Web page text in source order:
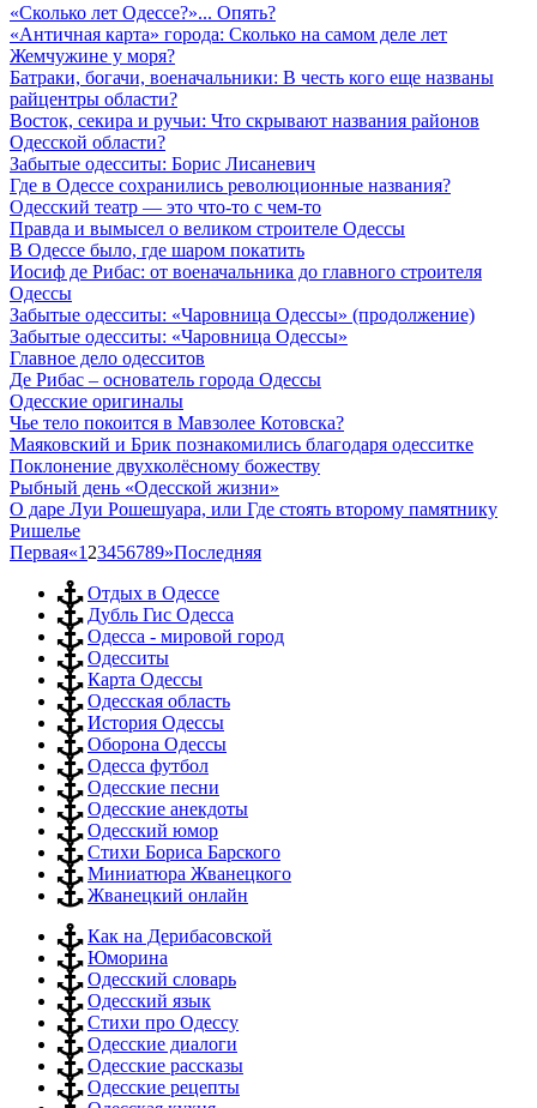
«Сколько лет Одессе?»... Опять?
«Античная карта» города: Сколько на самом деле лет
Жемчужине у моря?
Батраки, богачи, военачальники: В честь кого еще названы
райцентры области?
Восток, секира и ручьи: Что скрывают названия районов
Одесской области?
Забытые одесситы: Борис Лисаневич
Где в Одессе сохранились революционные названия?
Одесский театр — это что-то с чем-то
Правда и вымысел о великом строителе Одессы
В Одессе было, где шаром покатить
Иосиф де Рибас: от военачальника до главного строителя
Одессы
Забытые одесситы: «Чаровница Одессы» (продолжение)
Забытые одесситы: «Чаровница Одессы»
Главное дело одесситов
Де Рибас – основатель города Одессы
Одесские оригиналы
Чье тело покоится в Мавзолее Котовска?
Маяковский и Брик познакомились благодаря одесситке
Поклонение двухколёсному божеству
Рыбный день «Одесской жизни»
О даре Луи Рошешуара, или Где стоять второму памятнику
Ришелье
Первая«1 23456789»Последняя
Отдых в Одессе
Дубль Гис Одесса
Одесса - мировой город
Одесситы
Карта Одессы
Одесская область
История Одессы
Оборона Одессы
Одесса футбол
Одесские песни
Одесские анекдоты
Одесский юмор
Стихи Бориса Барского
Миниатюра Жванецкого
Жванецкий онлайн
Как на Дерибасовской
Юморина
Одесский словарь
Одесский язык
Стихи про Одессу
Одесские диалоги
Одесские рассказы
Одесские рецепты